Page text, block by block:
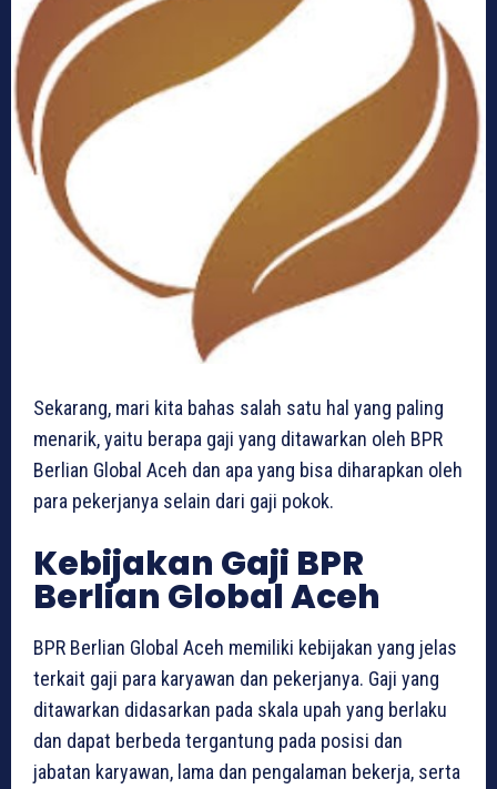
Sekarang, mari kita bahas salah satu hal yang paling
menarik, yaitu berapa gaji yang ditawarkan oleh BPR
Berlian Global Aceh dan apa yang bisa diharapkan oleh
para pekerjanya selain dari gaji pokok.
Kebijakan Gaji BPR
Berlian Global Aceh
BPR Berlian Global Aceh memiliki kebijakan yang jelas
terkait gaji para karyawan dan pekerjanya. Gaji yang
ditawarkan didasarkan pada skala upah yang berlaku
dan dapat berbeda tergantung pada posisi dan
jabatan karyawan, lama dan pengalaman bekerja, serta